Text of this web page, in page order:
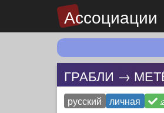
Ассоциации
ГРАБЛИ →
русский личная